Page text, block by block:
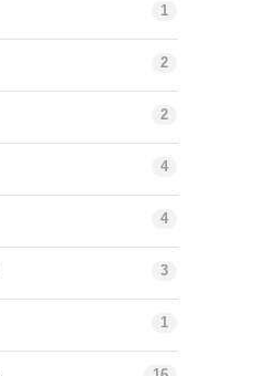
1
2
2
4
4
3
1